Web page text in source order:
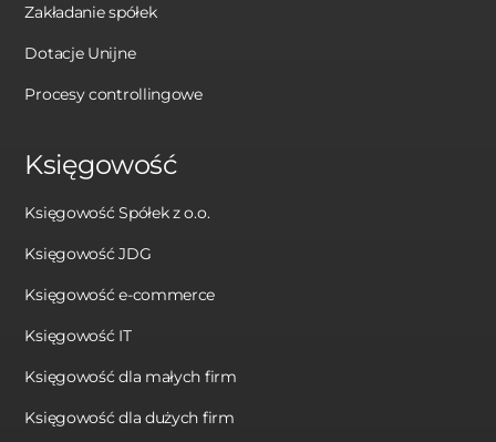
Zakładanie spółek
Dotacje Unijne
Procesy controllingowe
Księgowość
Księgowość Spółek z o.o.
Księgowość JDG
Księgowość e-commerce
Księgowość IT
Księgowość dla małych firm
Księgowość dla dużych firm